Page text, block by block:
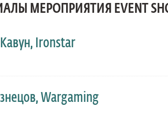
МЕРОПРИЯТИЯ EVENT
Ironstar
Wargaming